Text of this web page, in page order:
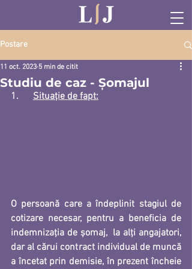
Postare
Studiu de caz - Șomajul
11 oct. 2023 5 min de citit
1. Situație de fapt:
O persoană care a îndeplinit stagiul de
indemnizația de șomaj, la alți angajatori,
dar al cărui contract individual de muncă
a încetat prin demisie, în prezent încheie